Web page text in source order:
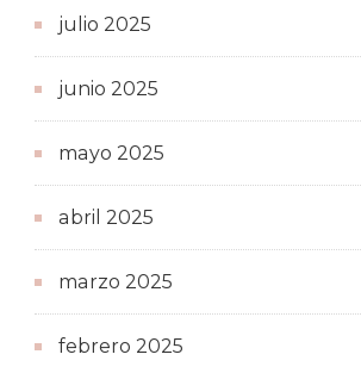
julio 2025
junio 2025
mayo 2025
abril 2025
marzo 2025
febrero 2025